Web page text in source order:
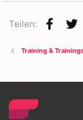
Teilen:
Training &